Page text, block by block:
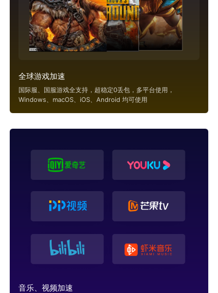
全球游戏加速
国际服、国服游戏全支持，超稳定0丢包，多平台使用，
Windows、macOS、iOS、Android 均可使用
音乐、视频加速